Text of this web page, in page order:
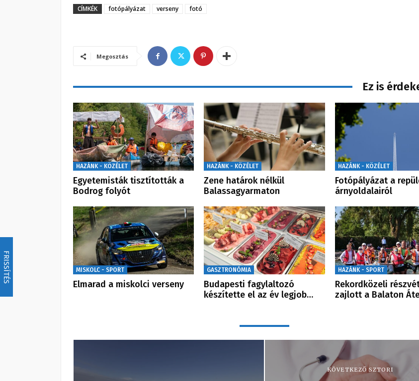
FRISSÍTÉS
CÍMKÉK
fotópályázat verseny fotó
Megosztás
Ez is
HAZÁNK - KÖZÉLET
Egyetemisták tisztították a
Bodrog folyót
HAZÁNK - KÖZÉLET
Zene határok nélkül
Balassagyarmaton
HAZÁNK - KÖZÉLET
Fotópályázat a
árnyoldalairól
MISKOLC - SPORT
Elmarad a miskolci verseny
GASZTRONÓMIA
Budapesti fagylaltozó
készítette el az év legjob…
HAZÁNK - SPORT
Rekordközeli
zajlott a Balaton
KÖVETKEZŐ SZTORI